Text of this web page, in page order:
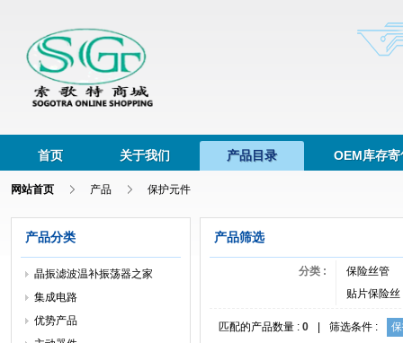
首页 关于我们 产品目录 OEM库存寄
网站首页 产品 保护元件
产品分类
晶振滤波温补振荡器之家
集成电路
优势产品
产品筛选
分类 :
保险丝管
贴片保险丝
匹配的产品数量 : 0 筛选条件 :